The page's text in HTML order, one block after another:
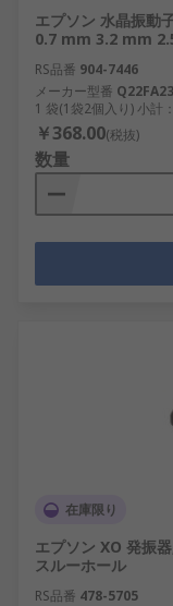
エプソン 水晶振
0.7 mm 3.2 mm
RS品番 904-7446
メーカー型番
1 袋(1袋2個入り) 小計：
￥368.00(税抜)
数量
在庫限り
エプソン XO 発振
スルーホール
RS品番 478-5705